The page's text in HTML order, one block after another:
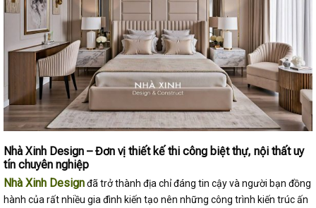
Nhà Xinh Design – Đơn vị thiết kế thi công biệt thự, nội thất uy
tín chuyên nghiệp
Nhà Xinh Designđã trở thành địa chỉ đáng tin cậy và người bạn đồng
hành của rất nhiều gia đình kiến tạo nên những công trình kiến trúc ấn